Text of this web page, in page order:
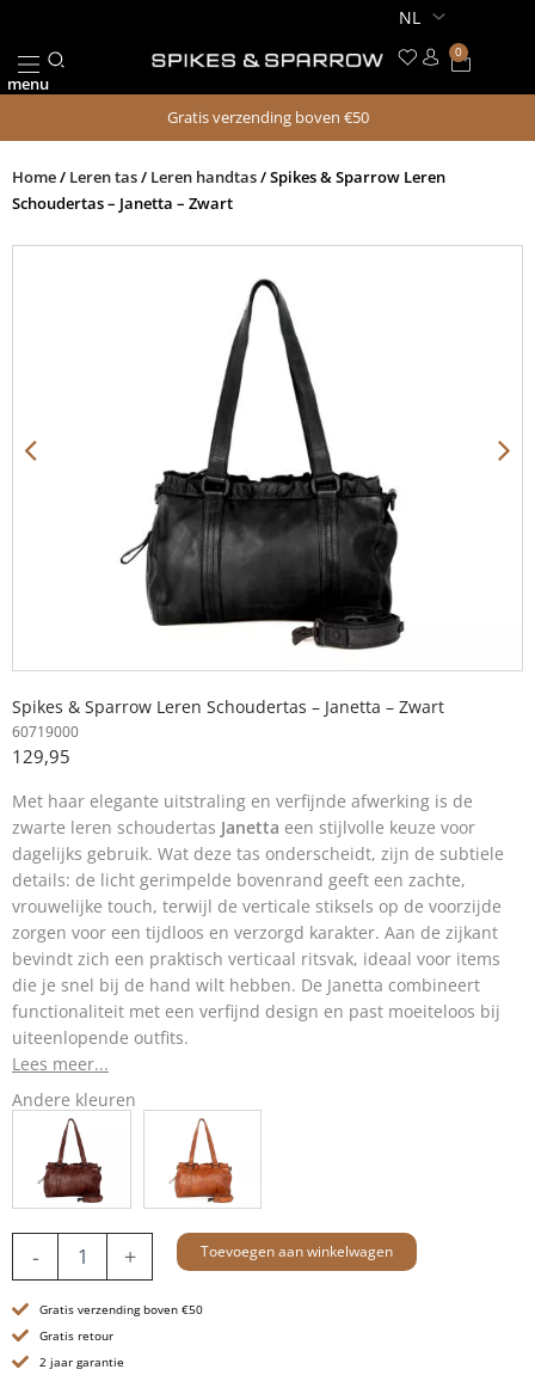
de
inhoud
menu
0
Gratis verzending boven €50
Home/ Leren tas/ Leren handtas/ Spikes & Sparrow Leren
Schoudertas – Janetta – Zwart
Spikes & Sparrow Leren Schoudertas – Janetta – Zwart
60719000
129,95
Met haar elegante uitstraling en verfijnde afwerking is de
zwarte leren schoudertas Janetta een stijlvolle keuze voor
dagelijks gebruik. Wat deze tas onderscheidt, zijn de subtiele
details: de licht gerimpelde bovenrand geeft een zachte,
vrouwelijke touch, terwijl de verticale stiksels op de voorzijde
zorgen voor een tijdloos en verzorgd karakter. Aan de zijkant
bevindt zich een praktisch verticaal ritsvak, ideaal voor items
die je snel bij de hand wilt hebben. De Janetta combineert
functionaliteit met een verfijnd design en past moeiteloos bij
uiteenlopende outfits.
Lees meer...
Andere kleuren
-
Schoudertas
Janetta
-
Zwart
+ Toevoegen aan winkelwagen
Gratis verzending boven €50
Gratis retour
2 jaar garantie